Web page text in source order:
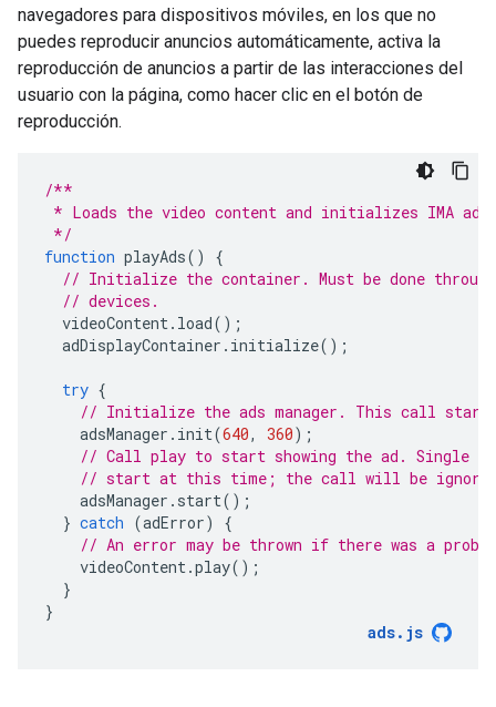
navegadores para dispositivos móviles, en los que no
puedes reproducir anuncios automáticamente, activa la
reproducción de anuncios a partir de las interacciones del
usuario con la página, como hacer clic en el botón de
reproducción.
/**
* Loads the video content and initializes IMA ad
*/
function playAds()
{
// Initialize the container. Must be done
// devices.
videoContent. load();
adDisplayContainer . initialize();
try {
// Initialize the ads manager. This call starts
adsManager . init(640, 360);
// Call play to start showing the ad. Single
// start at this time; the call will be ignored
adsManager . start();
} catch (adError)
{
// An error may be thrown if there was a
videoContent.play();
}
}
ads. js